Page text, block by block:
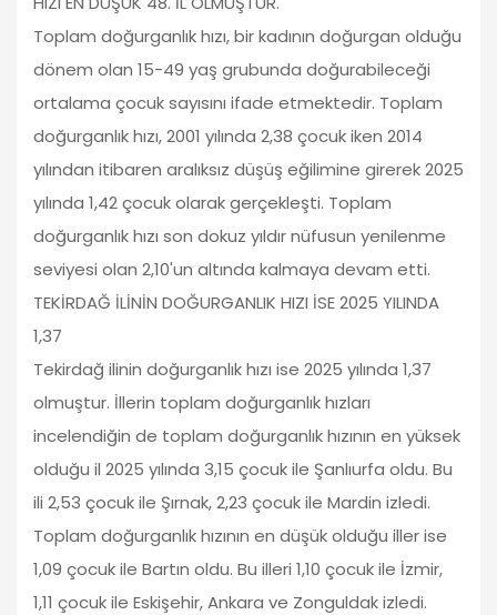
Toplam doğurganlık hızı, bir kadının doğurgan olduğu
dönem olan 15-49 yaş grubunda doğurabileceği
ortalama çocuk sayısını ifade etmektedir. Toplam
doğurganlık hızı, 2001 yılında 2,38 çocuk iken 2014
yılından itibaren aralıksız düşüş eğilimine girerek 2025
yılında 1,42 çocuk olarak gerçekleşti. Toplam
doğurganlık hızı son dokuz yıldır nüfusun yenilenme
seviyesi olan 2,10'un altında kalmaya devam etti.
TEKİRDAĞ İLİNİN DOĞURGANLIK HIZI İSE 2025 YILINDA
1,37
Tekirdağ ilinin doğurganlık hızı ise 2025 yılında 1,37
olmuştur. İllerin toplam doğurganlık hızları
incelendiğin de toplam doğurganlık hızının en yüksek
olduğu il 2025 yılında 3,15 çocuk ile Şanlıurfa oldu. Bu
ili 2,53 çocuk ile Şırnak, 2,23 çocuk ile Mardin izledi.
Toplam doğurganlık hızının en düşük olduğu iller ise
1,09 çocuk ile Bartın oldu. Bu illeri 1,10 çocuk ile İzmir,
1,11 çocuk ile Eskişehir, Ankara ve Zonguldak izledi.